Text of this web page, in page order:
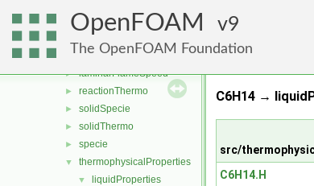
OpenFOAM 9
The OpenFOAM Foundation
► barotropicCompressibilityModel
basic
chemistryModel
► laminarFlameSpeed
► reactionThermo
► solidSpecie
► solidThermo
► specie
▼ thermophysicalProperties
▼ liquidProperties
C6H14 →
src/
C6H14.H